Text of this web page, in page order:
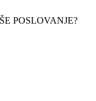
POSLOVANJE?